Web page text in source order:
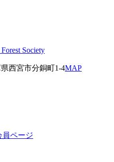
西宮市分銅町1-4MAP
員ページ